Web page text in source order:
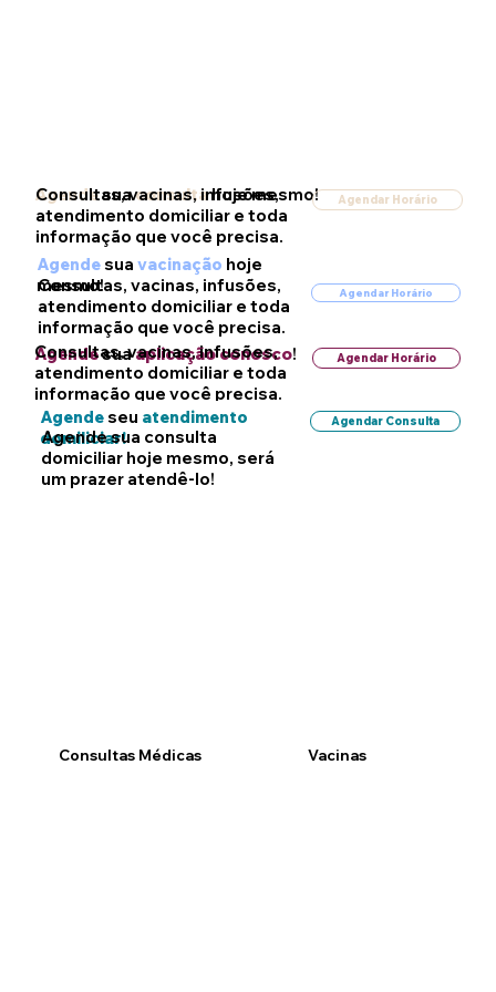
Agendesuaaplicação conosco!
Consultas, vacinas, infusões,
atendimento domiciliar e toda
informação que você precisa.
Agendar Horário
Agendesuaconsultahoje mesmo!
Consultas, vacinas, infusões,
atendimento domiciliar e toda
informação que você precisa.
Agendar Horário
Agendar Horário
Agende suavacinação hoje
mesmo!
Consultas, vacinas, infusões,
atendimento domiciliar e toda
informação que você precisa.
Agendar Consulta
Agende seu atendimento
domiliciar!
Agende sua consulta
domiciliar hoje mesmo, será
um prazer atendê-lo!
Consultas Médicas Vacinas